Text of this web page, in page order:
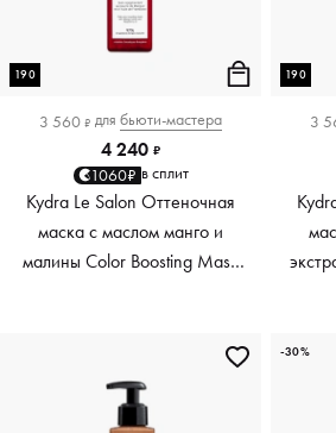
190
3 560 ₽ для бьюти-мастера
4 240 ₽
1060₽ в сплит
Kydra Le Salon Оттеночная
маска с маслом манго и
малины Color Boosting Mask
190
3
-30%